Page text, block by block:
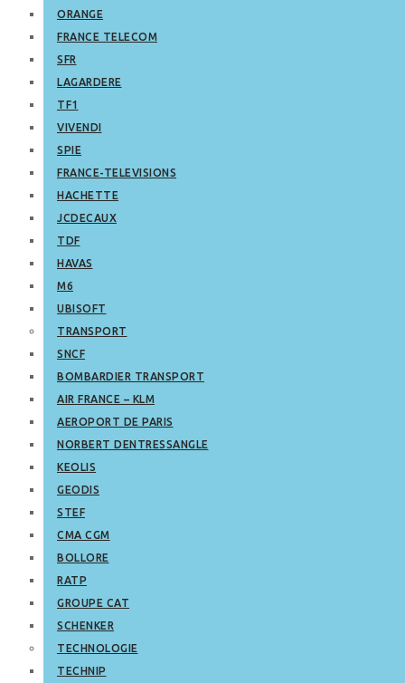
ORANGE
FRANCE TELECOM
SFR
LAGARDERE
TF1
VIVENDI
SPIE
FRANCE-TELEVISIONS
HACHETTE
JCDECAUX
TDF
HAVAS
M6
UBISOFT
TRANSPORT
SNCF
BOMBARDIER TRANSPORT
AIR FRANCE – KLM
AEROPORT DE PARIS
NORBERT DENTRESSANGLE
KEOLIS
GEODIS
STEF
CMA CGM
BOLLORE
RATP
GROUPE CAT
SCHENKER
TECHNOLOGIE
TECHNIP